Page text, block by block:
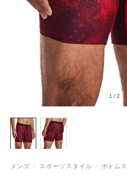
1 / 2
メンズ スポーツスタイル ボトムス